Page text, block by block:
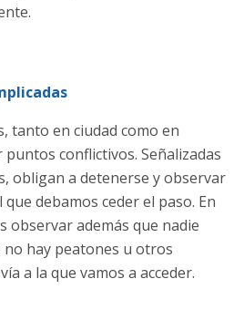
tanto en ciudad como en
conflictivos. Señalizadas
obligan a detenerse y observar
debamos ceder el paso. En
observar además que nadie
no hay peatones u otros
a la que vamos a acceder.